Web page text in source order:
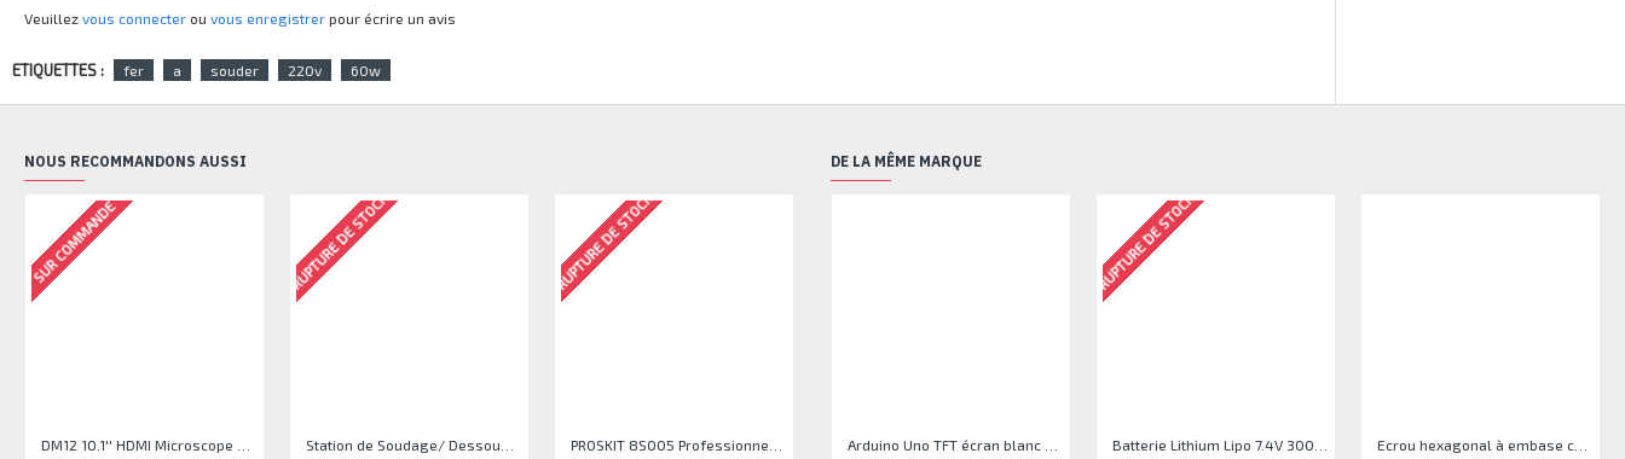
Veuillez vous connecter ou vous enregistrer pour écrire un avis
ETIQUETTES : fer a souder 220v 60w
NOUS RECOMMANDONS AUSSI
SUR COMMANDE RUPTURE DE STOCK RUPTURE DE STOCK
Tresse À Dessouder 1.5M 2.0mm
RUPTURE DE STOCK
Tresse À Dessouder 1.5M 2.5mm
DE LA MÊME MARQUE
RUPTURE DE STOCK
Ecrou hexagonal à embase crantée M5